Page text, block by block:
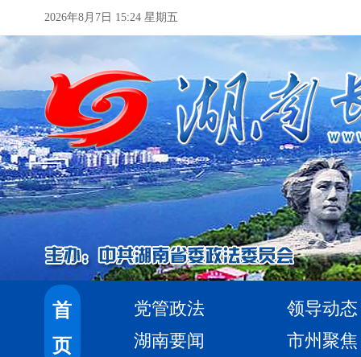
2026年8月7日 15:24 星期五
首
页
党管政法
领导动态
湖南要闻
市州聚焦